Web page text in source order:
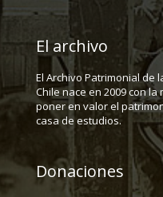
El archivo
El Archivo Patrimonial de
Chile nace en 2009 con
poner en valor el
casa de estudios.
Donaciones